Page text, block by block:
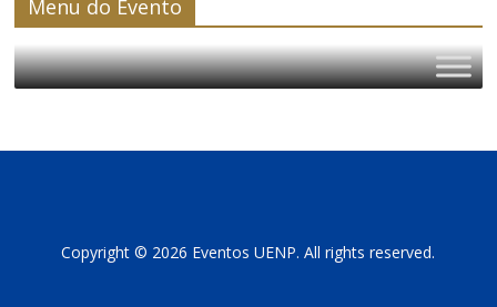
Menu do Evento
Copyright © 2026 Eventos UENP. All rights reserved.